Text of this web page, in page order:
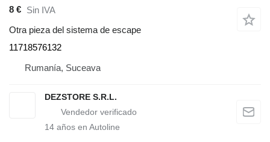
8 € Sin IVA
Otra pieza del sistema de escape
11718576132
Rumanía, Suceava
DEZSTORE S.R.L.
14 años en Autoline